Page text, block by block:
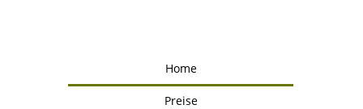
Home
Preise